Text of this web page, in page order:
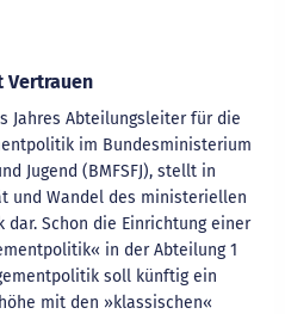
Vertrauen
Jahres Abteilungsleiter für die
im Bundesministerium
Jugend (BMFSFJ), stellt in
und Wandel des ministeriellen
dar. Schon die Einrichtung einer
in der Abteilung 1
soll künftig ein
mit den »klassischen«